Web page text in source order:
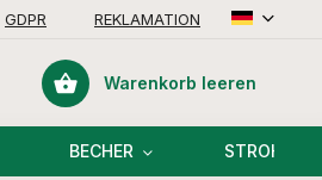
GDPR REKLAMATION
Warenkorb
Warenkorb leeren
BECHER